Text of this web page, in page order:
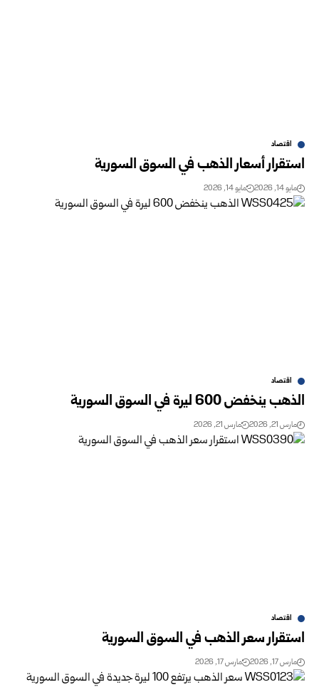
اقتصاد
استقرار أسعار الذهب في السوق السورية
مايو 14, 2026 مايو 14, 2026
اقتصاد
الذهب ينخفض 600 ليرة في السوق السورية
مارس 21, 2026 مارس 21, 2026
اقتصاد
استقرار سعر الذهب في السوق السورية
مارس 17, 2026 مارس 17, 2026